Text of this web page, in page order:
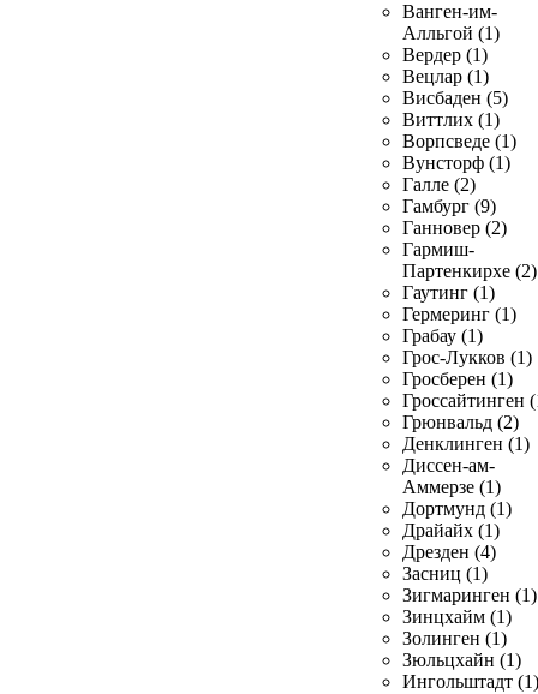
Ванген-им-
Алльгой (1)
Вердер (1)
Вецлар (1)
Висбаден (5)
Виттлих (1)
Ворпсведе (1)
Вунсторф (1)
Галле (2)
Гамбург (9)
Ганновер (2)
Гармиш-
Партенкирхе (2)
Гаутинг (1)
Гермеринг (1)
Грабау (1)
Грос-Лукков (1)
Гросберен (1)
Гроссайтинген
Грюнвальд (2)
Денклинген (1)
Диссен-ам-
Аммерзе (1)
Дортмунд (1)
Драйайх (1)
Дрезден (4)
Засниц (1)
Зигмаринген (1)
Зинцхайм (1)
Золинген (1)
Зюльцхайн (1)
Ингольштадт (1)